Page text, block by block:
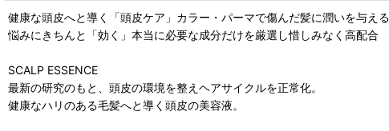
健康な頭皮へと導く「頭皮ケア」カラー・パーマで傷んだ髪に潤いを与える
悩みにきちんと「効く」本当に必要な成分だけを厳選し惜しみなく高配合
SCALP ESSENCE
最新の研究のもと、頭皮の環境を整えヘアサイクルを正常化。
健康なハリのある毛髪へと導く頭皮の美容液。